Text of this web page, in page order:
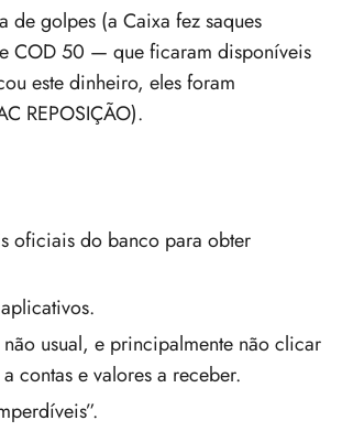
de golpes (a Caixa fez saques
COD 50 — que ficaram disponíveis
este dinheiro, eles foram
REPOSIÇÃO).
oficiais do banco para obter
usual, e principalmente não clicar
contas e valores a receber.